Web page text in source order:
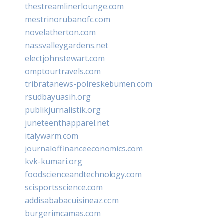
thestreamlinerlounge.com
mestrinorubanofc.com
novelatherton.com
nassvalleygardens.net
electjohnstewart.com
omptourtravels.com
tribratanews-polreskebumen.com
rsudbayuasih.org
publikjurnalistik.org
juneteenthapparel.net
italywarm.com
journaloffinanceeconomics.com
kvk-kumari.org
foodscienceandtechnology.com
scisportsscience.com
addisababacuisineaz.com
burgerimcamas.com